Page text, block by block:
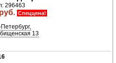
296463
Спеццена!
Петербург,
13